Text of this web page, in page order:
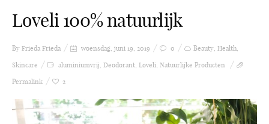
Loveli 100% natuurlijk
By Frieda Frieda woensdag, juni 19, 2019 0 Beauty, Health,
Skincare
aluminiumvrij, Deodorant, Loveli, Natuurlijke Producten
Permalink
2